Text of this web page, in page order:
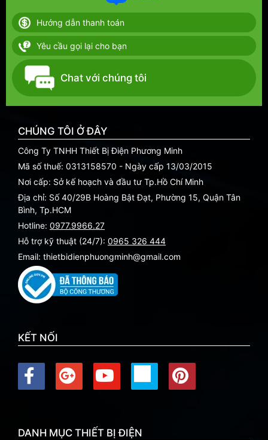
Hướng dẫn thanh toán
Yêu cầu gọi lại cho bạn
Chat với chúng tôi
CHÚNG TÔI Ở ĐÂY
Công Ty TNHH Thiết Bị Điện Phương Minh
Mã số thuế: 0313158570 - Ngày cấp 13/03/2015
Nơi cấp: Sở kế hoạch và đầu tư Tp.Hồ Chí Minh
Địa chỉ: Số 40/29B Hoàng Bật Đạt, Phường 15, Quận Tân
Bình, Tp.HCM
Hotline: 0977.9966.27
Hỗ trợ kỹ thuật (24/7): 0965 326 444
Email: thietbidienphuongminh@gmail.com
KẾT NỐI
DANH MỤC THIẾT BỊ ĐIỆN